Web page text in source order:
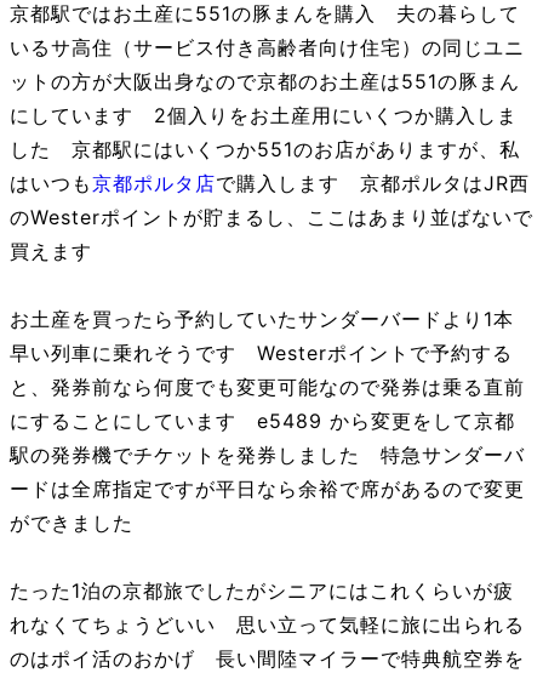
京都駅ではお土産に551の豚まんを購入 夫の暮らして
いるサ高住（サービス付き高齢者向け住宅）の同じユニ
ットの方が大阪出身なので京都のお土産は551の豚まん
にしています 2個入りをお土産用にいくつか購入しま
した 京都駅にはいくつか551のお店がありますが、私
はいつも京都ポルタ店で購入します 京都ポルタはJR西
のWesterポイントが貯まるし、ここはあまり並ばないで
買えます
お土産を買ったら予約していたサンダーバードより1本
早い列車に乗れそうです Westerポイントで予約する
と、発券前なら何度でも変更可能なので発券は乗る直前
にすることにしています e5489 から変更をして京都
駅の発券機でチケットを発券しました 特急サンダーバ
ードは全席指定ですが平日なら余裕で席があるので変更
ができました
たった1泊の京都旅でしたがシニアにはこれくらいが疲
れなくてちょうどいい 思い立って気軽に旅に出られる
のはポイ活のおかげ 長い間陸マイラーで特典航空券を